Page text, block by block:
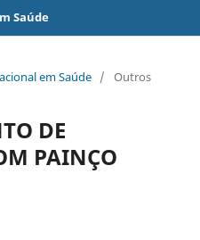
Saúde
em Saúde / Outros
DE
PAINÇO